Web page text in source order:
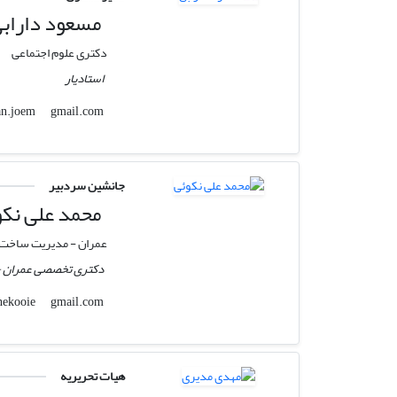
مسعود
دکتری علوم اجتماعی
استادیار
gmail.com
جانشین سردبیر
محمد علی
عمران - مدیریت
دکتری تخصصی عمران
gmail.com
هیات تحریریه